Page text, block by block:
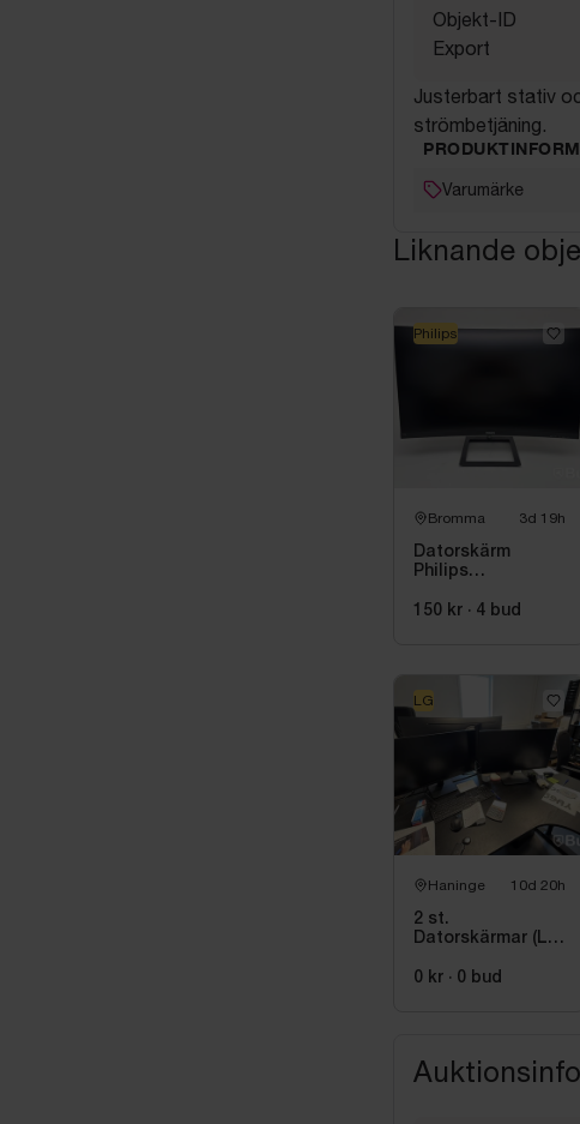
Objekt-ID
Export
Justerbart stativ
strömbetjäning.
Varumärke
Liknande
Bromma 3d 19h
Datorskärm
Philips
tum, välvd
150 kr · 4 bud
Philips
Haninge 10d 20h
2 st.
Datorskärmar (LG
0 kr · 0 bud
LG